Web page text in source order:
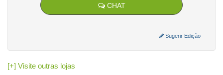
CHAT
Sugerir Edição
[+] Visite outras lojas